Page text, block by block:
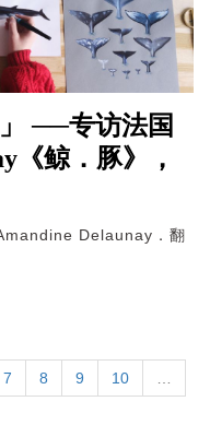
──专访法国
《鲸．豚》，
Delaunay．翻
7 8 9 10